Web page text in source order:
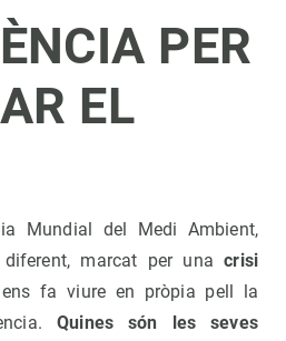
PER
EL
Mundial del Medi Ambient,
marcat per unacrisi
fa viure en pròpia pell la
Quines són les seves